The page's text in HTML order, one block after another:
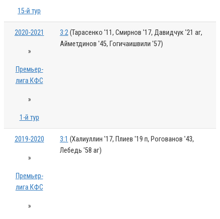
15-й тур
2020-2021
»
Премьер-
лига КФС
»
1-й тур
3:2(Тарасенко '11, Смирнов '17, Давидчук '21 аг,
Айметдинов '45, Гогичаишвили '57)
2019-2020
»
Премьер-
лига КФС
»
3:1 (Халиуллин '17, Плиев '19 п, Рогованов '43,
Лебедь '58 аг)